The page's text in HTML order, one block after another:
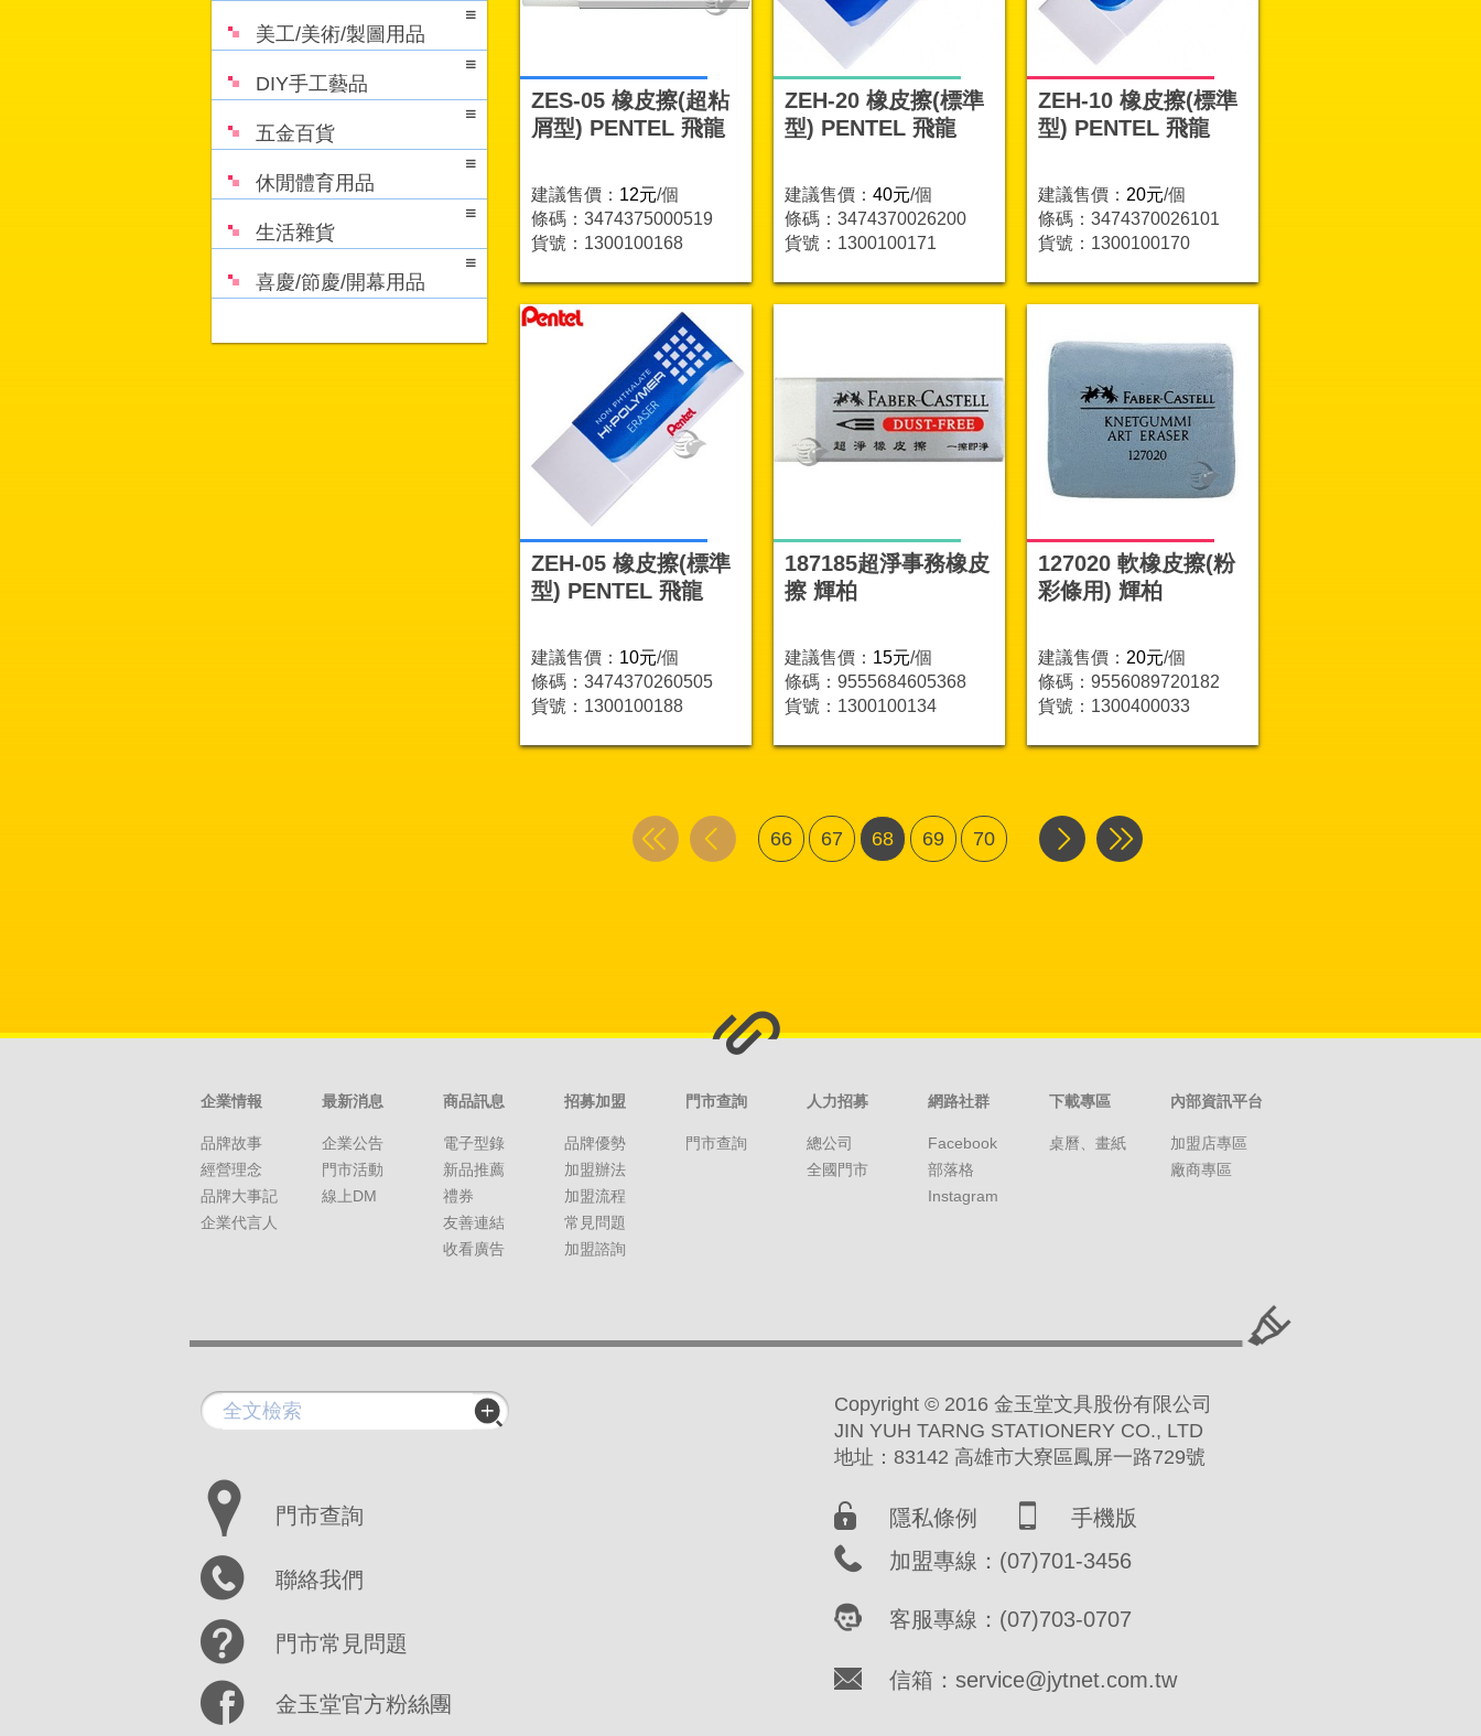
美工/美術/製圖用品
DIY手工藝品
五金百貨
休閒體育用品
生活雜貨
喜慶/節慶/開幕用品
ZES-05 橡皮擦(超粘
屑型) PENTEL 飛龍
建議售價： 12元/個
條碼：3474375000519
貨號：1300100168
ZEH-20 橡皮擦(標準
型) PENTEL 飛龍
建議售價： 40元/個
條碼：3474370026200
貨號：1300100171
ZEH-10 橡皮擦(標準
型) PENTEL 飛龍
建議售價： 20元/個
條碼：3474370026101
貨號：1300100170
ZEH-05 橡皮擦(標準
型) PENTEL 飛龍
建議售價： 10元/個
條碼：3474370260505
貨號：1300100188
187185超淨事務橡皮
擦 輝柏
建議售價： 15元/個
條碼：9555684605368
貨號：1300100134
127020 軟橡皮擦(粉
彩條用) 輝柏
建議售價： 20元/個
條碼：9556089720182
貨號：1300400033
66 67 68 69 70
企業情報
品牌故事
經營理念
品牌大事記
企業代言人
最新消息
企業公告
門市活動
線上DM
商品訊息
電子型錄
新品推薦
禮券
友善連結
收看廣告
招募加盟
品牌優勢
加盟辦法
加盟流程
常見問題
加盟諮詢
門市查詢
門市查詢
人力招募
總公司
全國門市
網路社群
Facebook
部落格
Instagram
下載專區
桌曆、畫紙
內部資訊平台
加盟店專區
廠商專區
門市查詢
聯絡我們
門市常見問題
金玉堂官方粉絲團
Copyright © 2016 金玉堂文具股份有限公司
JIN YUH TARNG STATIONERY CO., LTD
地址：83142 高雄市大寮區鳳屏一路729號
隱私條例
手機版
加盟專線：(07)701-3456
客服專線：(07)703-0707
信箱：service@jytnet.com.tw